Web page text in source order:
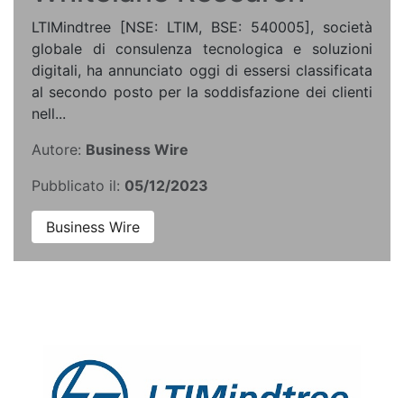
LTIMindtree [NSE: LTIM, BSE: 540005], società
globale di consulenza tecnologica e soluzioni
digitali, ha annunciato oggi di essersi classificata
al secondo posto per la soddisfazione dei clienti
nell...
Autore: Business Wire
Pubblicato il: 05/12/2023
Business Wire